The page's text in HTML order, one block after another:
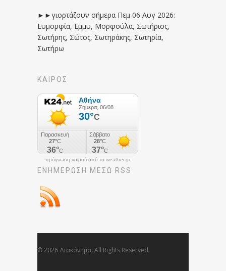
►►γιορτάζουν σήμερα Πεμ 06 Αυγ 2026:
Ευμορφία, Εμμυ, Μορφούλα, Σωτήριος,
Σωτήρης, Σώτος, Σωτηράκης, Σωτηρία,
Σωτήρω
ΚΑΙΡΟΣ
πρόγνωση καιρού από το weather.gr
ΕΝΗΜΈΡΩΣΉ ΜΕΣΩ RSS
© 2026 Διακόνημα. All Rights Reserved.